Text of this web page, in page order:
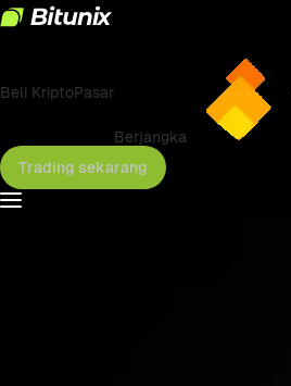
Beli KriptoPasar
Berjangka
Trading sekarang